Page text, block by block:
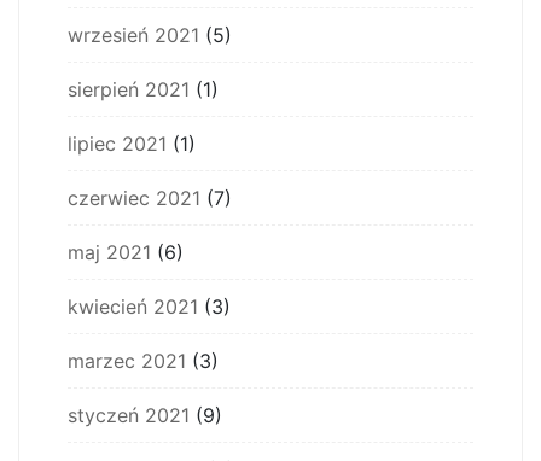
wrzesień 2021 (5)
sierpień 2021 (1)
lipiec 2021 (1)
czerwiec 2021 (7)
maj 2021 (6)
kwiecień 2021 (3)
marzec 2021 (3)
styczeń 2021 (9)